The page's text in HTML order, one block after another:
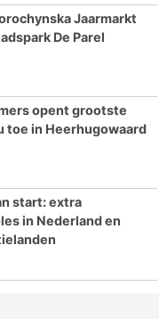
Jaarmarkt
De Parel
opent grootste
toe in Heerhugowaard
start: extra
in Nederland en